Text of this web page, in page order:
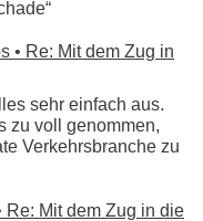
• Re: Mit dem Zug in
sehr einfach aus.
zu voll genommen,
Verkehrsbranche zu
Re: Mit dem Zug in die